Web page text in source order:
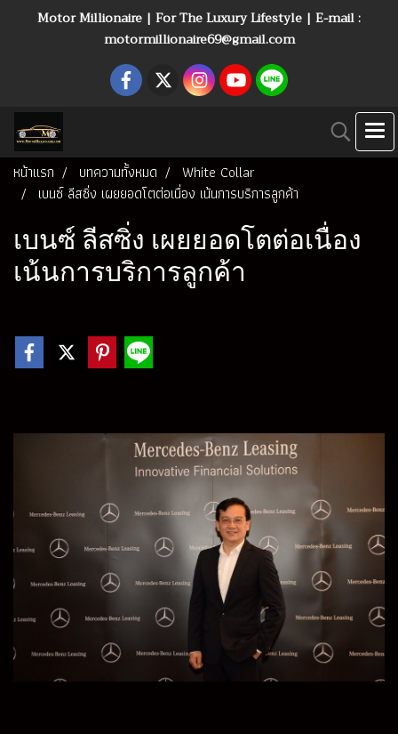
Motor Millionaire | For The Luxury Lifestyle | E-mail :
motormillionaire69@gmail.com
หน้าแรก บทความทั้งหมด
White Collar
เบนซ์ ลีสซิ่ง เผยยอดโตต่อเนื่อง เน้นการบริการลูกค้า
เบนซ์ ลีสซิ่ง เผยยอดโตต่อเนื่อง
เน้นการบริการลูกค้า